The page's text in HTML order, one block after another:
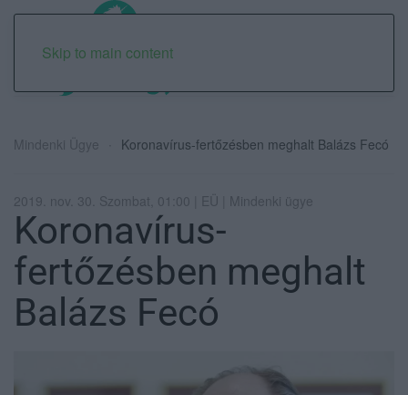
Skip to main content
Mindenki Ügye Koronavírus-fertőzésben meghalt Balázs Fecó
2019. nov. 30. Szombat, 01:00 | EÜ | Mindenki ügye
Koronavírus-
fertőzésben meghalt
Balázs Fecó